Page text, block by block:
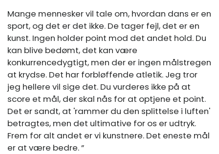
Mange mennesker vil tale om, hvordan dans er en
sport, og det er det ikke. De tager fejl, det er en
kunst. Ingen holder point mod det andet hold. Du
kan blive bedømt, det kan være
konkurrencedygtigt, men der er ingen målstregen
at krydse. Det har forbløffende atletik. Jeg tror
jeg hellere vil sige det. Du vurderes ikke på at
score et mål, der skal nås for at optjene et point.
Det er sandt, at 'rammer du den splittelse i luften'
betragtes, men det ultimative for os er udtryk.
Frem for alt andet er vi kunstnere. Det eneste mål
er at være bedre. ”